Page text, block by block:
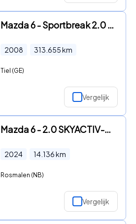
Mazda 6 - Sportbreak 2.0 CiTD Touring
2008 313.655km
Tiel (GE)
Vergelijk
Mazda 6 - 2.0 SKYACTIV-G 165PK 6AT Centre-Line | HUD | 360 CAM | LED |
2024 14.136km
Rosmalen (NB)
Vergelijk